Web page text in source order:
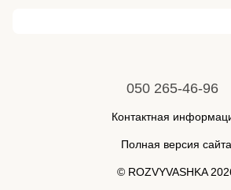
050 265-46-96
Контактная
Полная версия сайта
© ROZVYVASHKA